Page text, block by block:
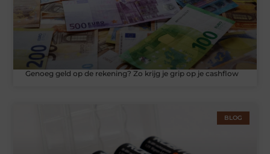
Genoeg geld op de rekening? Zo krijg je grip op je cashflow
BLOG